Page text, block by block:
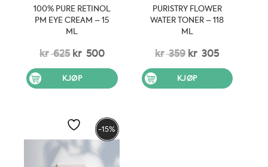
100% PURE RETINOL
PM EYE CREAM – 15
ML
kr 625 Opprinnelig
pris
var:
kr 500Nåværende
pris
er:
KJØP
PURISTRY FLOWER
WATER TONER – 118
ML
kr359 Opprinnelig
pris
var:
kr 305
pris
er:
KJØP
-15%